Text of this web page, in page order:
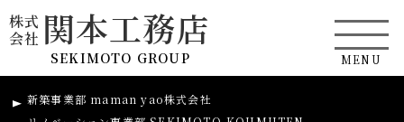
株式
会社 関本工務店
SEKIMOTO GROUP
新築事業部 maman yao株式会社